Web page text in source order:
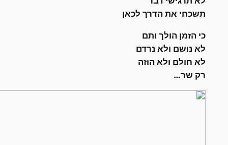
תשכחי את הדרך לכאן
כי הזמן הולך ותם
לא נושם ולא נרדם
לא חולם ולא הוזה
רק שר…